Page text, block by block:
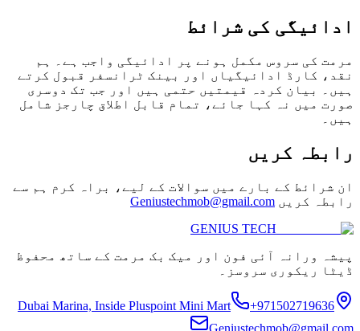
ادائیگی کی شرائط
مرمت کی سروس مکمل ہونے پر ادائیگی واجب ہے۔ ہم
نقد، کارڈ ادائیگیاں اور بینک ٹرانسفر قبول کرتے
ہیں۔ بیان کردہ قیمتیں حتمی ہیں اور جب تک دوسری
صورت میں نہ کہا جائے، تمام قابل اطلاق چارجز شامل
ہیں۔
رابطہ کریں
ان شرائط کے بارے میں سوالات کے لیے، براہ کرم ہم سے
رابطہ کریں Geniustechmob@gmail.com
GENIUS TECH
پیشہ ورانہ آئی فون اور میک بک مرمت کے ساتھ محفوظ
ڈیٹا ریکوری سروسز۔
Dubai Marina, Inside Pluspoint Mini Mart
+971502719636
Geniustechmob@gmail.com